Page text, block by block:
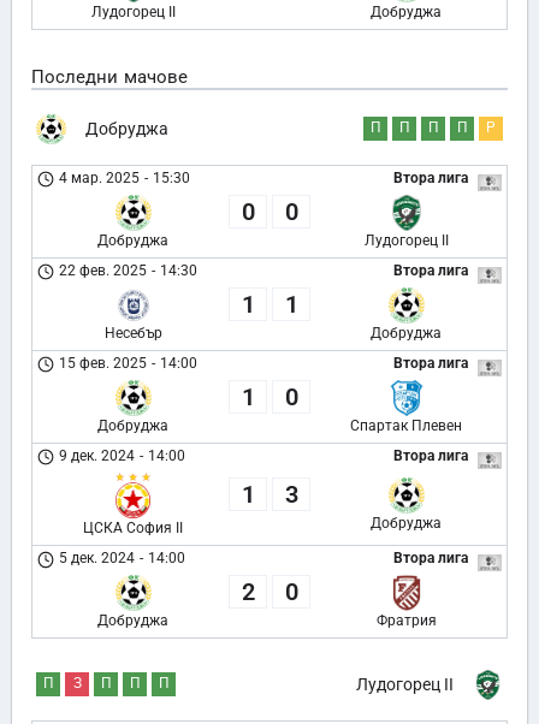
Лудогорец II Добруджа
Последни мачове
Добруджа П П П П Р
Втора лига
4 мар. 2025 - 15:30
Добруджа
0 0
Лудогорец II
Втора лига
22 фев. 2025 - 14:30
Несебър
1 1
Добруджа
Втора лига
15 фев. 2025 - 14:00
Добруджа
1 0
Спартак Плевен
Втора лига
9 дек. 2024 - 14:00
ЦСКА София II
1 3
Добруджа
Втора лига
5 дек. 2024 - 14:00
Добруджа
2 0
Фратрия
Лудогорец II
П З П П П